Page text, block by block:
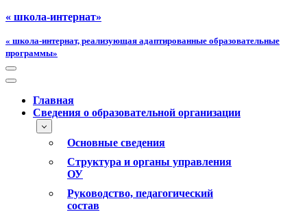
« школа-интернат»
« школа-интернат, реализующая адаптированные образовательные
программы»
Меню
навигации
Меню
навигацииГлавная
Сведения о образовательной организации
Основные сведения
Структура и органы управления
ОУ
Руководство, педагогический
состав